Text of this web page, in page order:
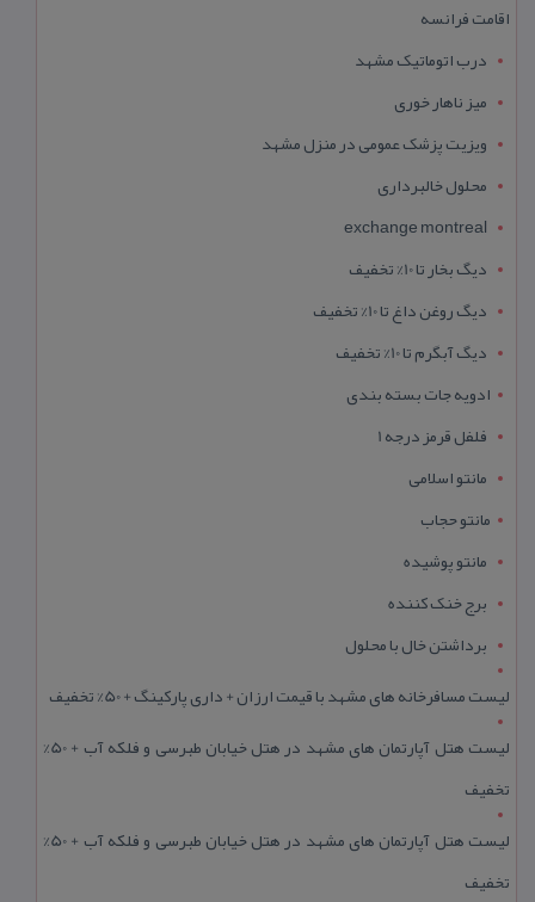
اقامت فرانسه
درب اتوماتیک مشهد
میز ناهار خوری
ویزیت پزشک عمومی در منزل مشهد
محلول خالبرداری
exchange montreal
دیگ بخار تا 10% تخفیف
دیگ روغن داغ تا 10% تخفیف
دیگ آبگرم تا 10% تخفیف
ادویه جات بسته بندی
فلفل قرمز درجه 1
مانتو اسلامی
مانتو حجاب
مانتو پوشیده
برج خنک کننده
برداشتن خال با محلول
لیست مسافرخانه های مشهد با قیمت ارزان + داری پارکینگ + 50% تخفیف
لیست هتل آپارتمان های مشهد در هتل خیابان طبرسی و فلکه آب + 50%
تخفیف
لیست هتل آپارتمان های مشهد در هتل خیابان طبرسی و فلکه آب + 50%
تخفیف